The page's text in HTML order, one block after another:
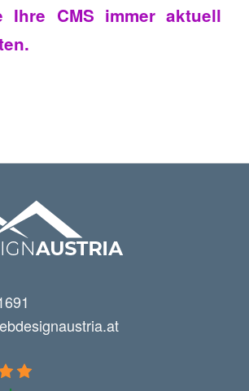
Ihre CMS immer aktuell